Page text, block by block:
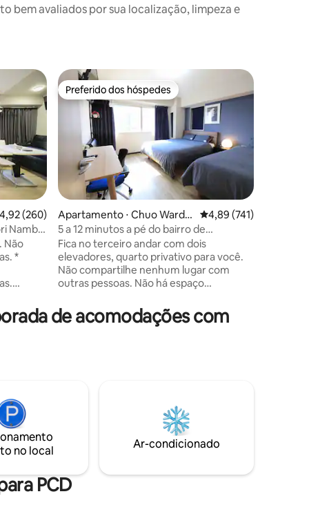
bem avaliados por sua localização, limpeza e
hóspedes
de uma avaliação média de 5, 260 avaliações
4,92 (260)
Namba
Não
*
） a pé
- 8
mais a
de
12 ou
歩13左
Preferido dos hóspedes
Preferido dos hóspedes
Apartamento ⋅ Chuo Ward,
Osaka
4,89 de uma avaliação
4,89 (741)
5 a 12 minutos a pé do bairro de
Kuromon. Dotonbori, Shinsaibashi.
Quatro estações - Nihonbashi. Tanimachi
9-chome. Namba, 47 m². 2 banheiros...
Fica no terceiro andar com dois
elevadores, quarto privativo para você.
Não compartilhe nenhum lugar com
outras pessoas. Não há espaço
4分左右到最近的站是日本橋站出口 7號 (大
坂)。 這房是整間式的，49m2. 只有您們、
amigos ou uma família grande. 4 camas
de solteiro de luxo e dois sofás-cama de
solteiro. Cada pessoa tem sua própria
com piso. Sem cheiro de carpete velho
de acomodações com
no local
Ar-condicionado
PCD